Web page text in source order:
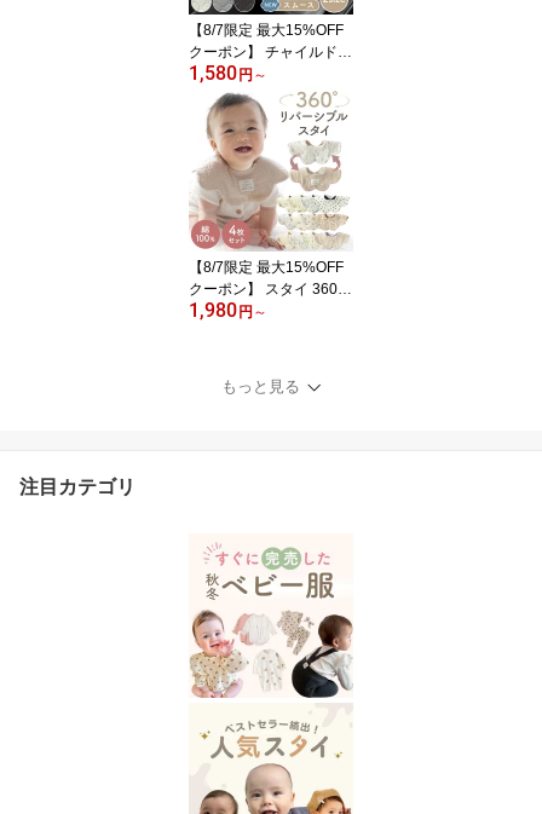
かわいい
【8/7限定 最大15%OFF
クーポン】 チャイルドシ
ート 防水シート 夏用 冷
感 新生児 メッシュ 穴な
し 送風 防水 汚れ防止 カ
バー 防水シーツ 防水マ
ット 防水シー シーツ 防
水シートライナー トイレ
トレーニング ベビーカー
ジュニアシート トイトレ
1,580円 ～
【8/7限定 最大15%OFF
クーポン】 スタイ 360
男の子 ベビースタイ 女
産祝い お宮参り よだれ
かけ 無地 度 360度 360°
1,980円 ～
もっと見る
注目カテゴリ